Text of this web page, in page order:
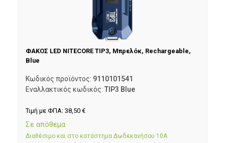
ΦΑΚΟΣ LED NITECORE TIP3, Μπρελόκ, Rechargeable,
Blue
Κωδικός προϊόντος: 9110101541
Εναλλακτικός κωδικός: TIP3 Blue
Τιμή με ΦΠΑ: 38,50 €
Σε απόθεμα
Διαθέσιμο και στο κατάστημα Δωδεκανήσου 10Α